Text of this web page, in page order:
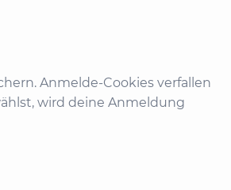
Anmelde-Cookies verfallen
wird deine Anmeldung